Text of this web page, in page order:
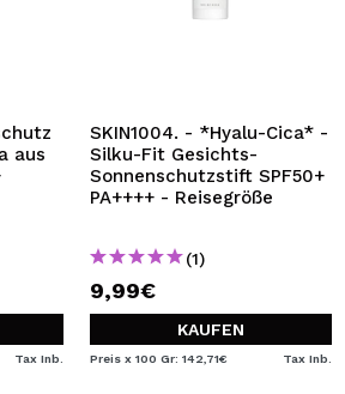
aus
Tax Inb.
SKIN1004. - *Hyalu-Cica* -
Silku-Fit Gesichts-
Sonnenschutzstift SPF50+
PA++++ - Reisegröße
(1)
9,99€
KAUFEN
Preis x 100 Gr: 142,71€ Tax Inb.